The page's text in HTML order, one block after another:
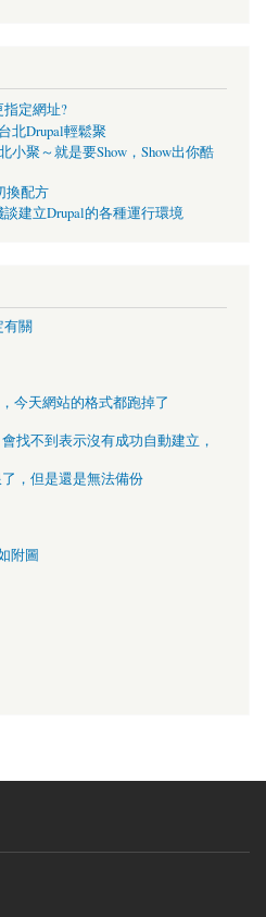
指定網址?
北Drupal輕鬆聚
小聚～就是要Show，Show出你酷
換配方
談建立Drupal的各種運行環境
有關
今天網站的格式都跑掉了
找不到表示沒有成功自動建立，
，但是還是無法備份
附圖